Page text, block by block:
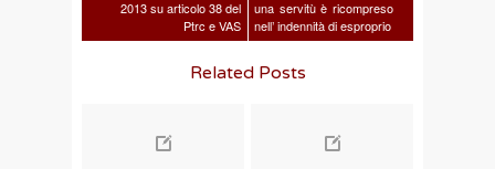
2013 su articolo 38 del
Ptrc e VAS
una servitù è ricompreso
nell’ indennità di esproprio
Related Posts